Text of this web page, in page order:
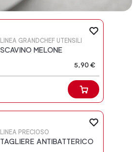
LINEA GRANDCHEF UTENSILI
SCAVINO MELONE
5,90 €
LINEA PRECIOSO
TAGLIERE ANTIBATTERICO